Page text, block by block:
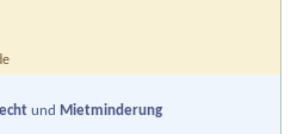
und Mietminderung